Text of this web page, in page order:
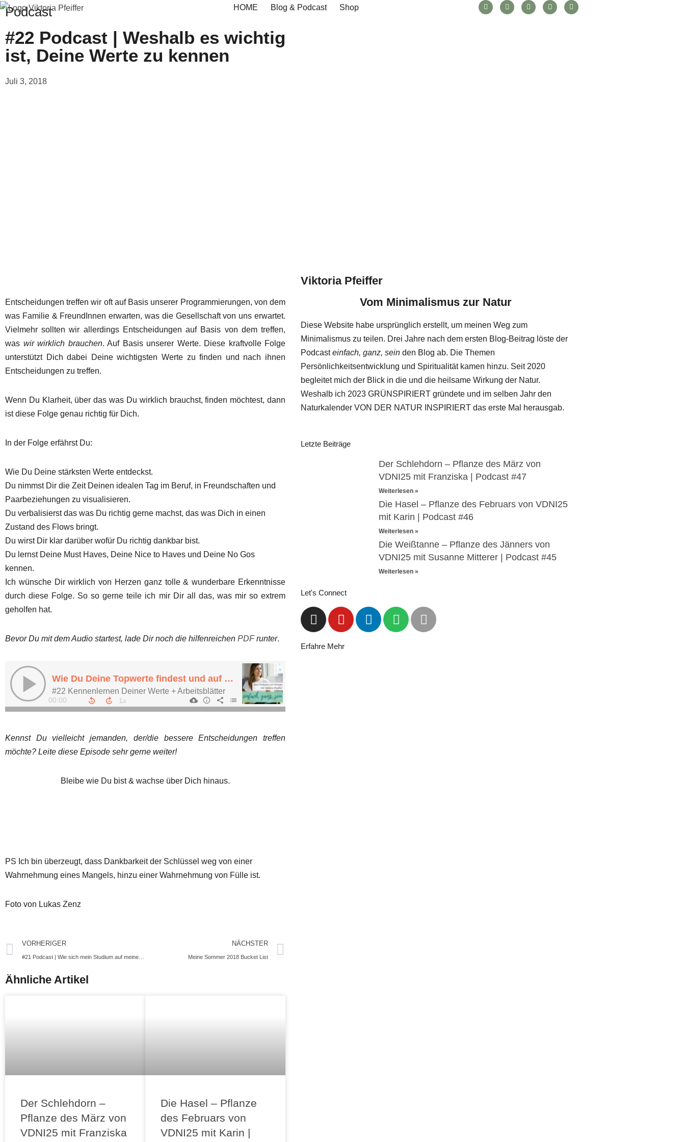
Inhalt
springen
HOME Blog & Podcast Shop
Podcast
#22 Podcast | Weshalb es wichtig
ist, Deine Werte zu kennen
Juli 3, 2018
Entscheidungen treffen wir oft auf Basis unserer Programmierungen, von dem
was Familie & FreundInnen erwarten, was die Gesellschaft von uns erwartet.
Vielmehr sollten wir allerdings Entscheidungen auf Basis von dem treffen,
was wir wirklich brauchen. Auf Basis unserer Werte. Diese kraftvolle Folge
unterstützt Dich dabei Deine wichtigsten Werte zu finden und nach ihnen
Entscheidungen zu treffen.
Wenn Du Klarheit, über das was Du wirklich brauchst, finden möchtest, dann
ist diese Folge genau richtig für Dich.
In der Folge erfährst Du:
Wie Du Deine stärksten Werte entdeckst.
Du nimmst Dir die Zeit Deinen idealen Tag im Beruf, in Freundschaften und
Paarbeziehungen zu visualisieren.
Du verbalisierst das was Du richtig gerne machst, das was Dich in einen
Zustand des Flows bringt.
Du wirst Dir klar darüber wofür Du richtig dankbar bist.
Du lernst Deine Must Haves, Deine Nice to Haves und Deine No Gos
kennen.
Ich wünsche Dir wirklich von Herzen ganz tolle & wunderbare Erkenntnisse
durch diese Folge. So so gerne teile ich mir Dir all das, was mir so extrem
geholfen hat.
Bevor Du mit dem Audio startest, lade Dir noch die hilfenreichen PDFrunter.
Kennst Du vielleicht jemanden, der/die bessere Entscheidungen treffen
möchte? Leite diese Episode sehr gerne weiter!
Bleibe wie Du bist & wachse über Dich hinaus.
PS Ich bin überzeugt, dass Dankbarkeit der Schlüssel weg von einer
Wahrnehmung eines Mangels, hinzu einer Wahrnehmung von Fülle ist.
Foto von Lukas Zenz
VORHERIGER NÄCHSTER
Meine Sommer 2018 Bucket List
Ähnliche Artikel
Der Schlehdorn –
Pflanze des März von
VDNI25 mit Franziska
Die Hasel – Pflanze
des Februars von
VDNI25 mit Karin |
Viktoria Pfeiffer
Vom Minimalismus zur Natur
Diese Website habe ursprünglich erstellt, um meinen Weg zum
Minimalismus zu teilen. Drei Jahre nach dem ersten Blog-Beitrag löste der
Podcasteinfach, ganz, sein den Blog ab. Die Themen
Persönlichkeitsentwicklung und Spiritualität kamen hinzu. Seit 2020
begleitet mich der Blick in die und die heilsame Wirkung der Natur.
Weshalb ich 2023 GRÜNSPIRIERT gründete und im selben Jahr den
Naturkalender VON DER NATUR INSPIRIERT das erste Mal herausgab.
Letzte Beiträge
Der Schlehdorn – Pflanze des März von
VDNI25 mit Franziska | Podcast #47
Weiterlesen »
Die Hasel – Pflanze des Februars von VDNI25
mit Karin | Podcast #46
Weiterlesen »
Die Weißtanne – Pflanze des Jänners von
VDNI25 mit Susanne Mitterer | Podcast #45
Weiterlesen »
Let's Connect
Erfahre Mehr